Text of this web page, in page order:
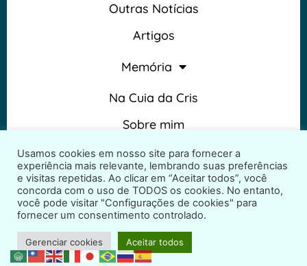
Outras Notícias
Artigos
Memória
Na Cuia da Cris
Sobre mim
Termos e Condições
2026 © Na Cuia da Cris – Todos os direitos reservados
Desenvolvido porProjetosWeb.co
Usamos cookies em nosso site para fornecer a
experiência mais relevante, lembrando suas preferências
e visitas repetidas. Ao clicar em “Aceitar todos”, você
concorda com o uso de TODOS os cookies. No entanto,
você pode visitar "Configurações de cookies" para
fornecer um consentimento controlado.
Gerenciar cookies Aceitar todos